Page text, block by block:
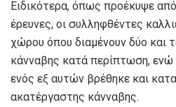
Ειδικότερα, όπως προέκυψε
έρευνες, οι συλληφθέντες
χώρου όπου διαμένουν δύο και
κάνναβης κατά περίπτωση, ενώ
ενός εξ αυτών βρέθηκε και
ακατέργαστης κάνναβης.